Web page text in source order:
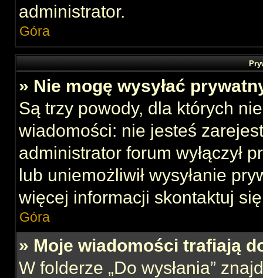
administrator.
Góra
» Nie mogę wysyłać
Są trzy powody, dla których
wiadomości: nie jesteś
administrator forum wyłączył
lub uniemożliwił wysyłanie
więcej informacji skontaktuj
Góra
» Moje wiadomości trafiają
W folderze „Do wysłania”